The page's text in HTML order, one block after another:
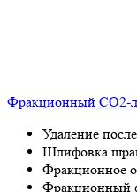
Фракционный СО2-
Удаление
Шлифовка
Фракционное
Фракционный